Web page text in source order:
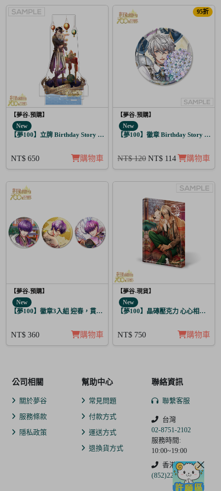
【夢谷-預購】
New
【夢100】立牌 Birthday Story 多羅列 月覺
NT$ 650 購物車
95折
【夢谷-預購】
New
【夢100】徽章 Birthday Story 亞當
NT$ 120 NT$ 114 購物車
【夢谷-預購】
New
【夢100】徽章3入組 迎春，貫徹仁義的火之誓言 薩齊亞
NT$ 360 購物車
【夢谷-現貨】
New
【夢100】晶磚壓克力 心心相印的
NT$ 750 購物車
公司相關
關於夢谷
服務條款
隱私政策
幫助中心
常見問題
付款方式
運送方式
退換貨方式
聯絡資訊
聯繫客服
台灣
02-8751-2102
服務時間:
10:00~19:00
香港
(852)2250-9311